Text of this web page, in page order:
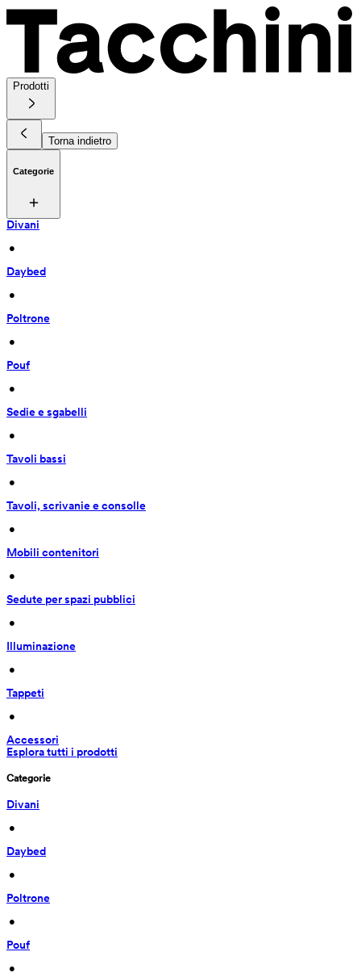
Prodotti
Torna indietro
Categorie
Divani
•
Daybed
•
Poltrone
•
Pouf
•
Sedie e sgabelli
•
Tavoli bassi
•
Tavoli, scrivanie e consolle
•
Mobili contenitori
•
Sedute per spazi pubblici
•
Illuminazione
•
Tappeti
•
Accessori
Esplora tutti i prodotti
Categorie
Divani
•
Daybed
•
Poltrone
•
Pouf
•